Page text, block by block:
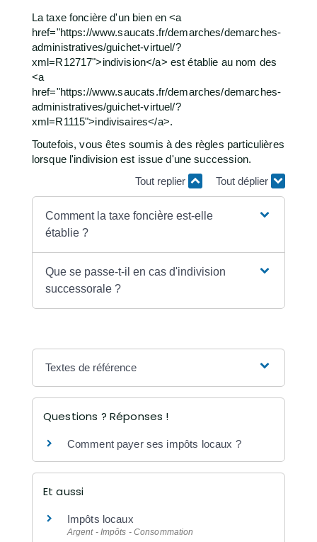
La taxe foncière d'un bien en <a
href="https://www.saucats.fr/demarches/demarches-
administratives/guichet-virtuel/?
xml=R12717">indivision</a> est établie au nom des
<a
href="https://www.saucats.fr/demarches/demarches-
administratives/guichet-virtuel/?
xml=R1115">indivisaires</a>.
Toutefois, vous êtes soumis à des règles particulières
lorsque l'indivision est issue d'une succession.
Tout replier
Tout déplier
Comment la taxe foncière est-elle
établie ?
Que se passe-t-il en cas d'indivision
successorale ?
Textes de référence
Questions ? Réponses !
Comment payer ses impôts locaux ?
Et aussi
Impôts locaux
Argent - Impôts - Consommation